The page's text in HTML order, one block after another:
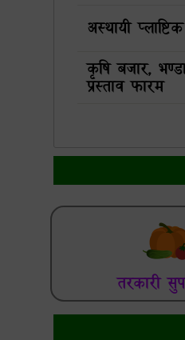
अस्थायी
कृषि बजार,
प्रस्ताव फारम
तरकारी